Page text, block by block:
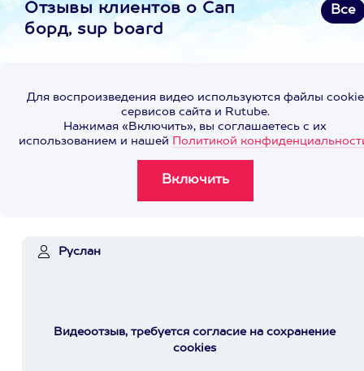
Отзывы клиентов о Сап
борд, sup board
Все
Для воспроизведения видео используются файлы cookie
сервисов сайта и Rutube.
Нажимая «Включить», вы соглашаетесь с их
использованием и нашей Политикой
Руслан
Видеоотзыв, требуется согласие на сохранение
cookies